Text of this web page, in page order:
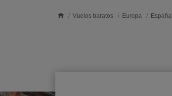
Vuelos baratos Europa España